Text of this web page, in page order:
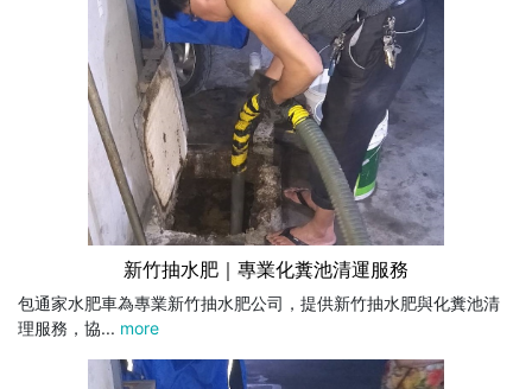
新竹抽水肥｜專業化糞池清運服務
包通家水肥車為專業新竹抽水肥公司，提供新竹抽水肥與化糞池清
理服務，協... more